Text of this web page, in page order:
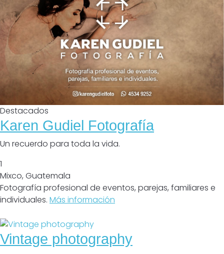
Destacados
Karen Gudiel Fotografía
Un recuerdo para toda la vida.
1
Mixco, Guatemala
Fotografía profesional de eventos, parejas, familiares e
individuales. Más información
Vintage photography